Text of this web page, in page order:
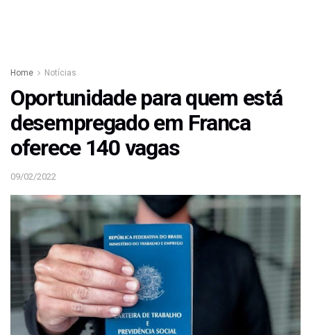
Home Notícias
Oportunidade para quem está
desempregado em Franca
oferece 140 vagas
09/02/2022